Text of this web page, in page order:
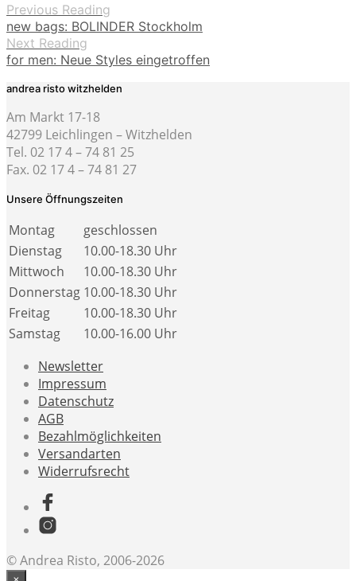
Previous Reading
new bags: BOLINDER Stockholm
Next Reading
for men: Neue Styles eingetroffen
andrea risto witzhelden
Am Markt 17-18
42799 Leichlingen – Witzhelden
Tel. 02 17 4 – 74 81 25
Fax. 02 17 4 – 74 81 27
Unsere Öffnungszeiten
Montag
geschlossen
Dienstag
10.00-18.30 Uhr
Mittwoch
10.00-18.30 Uhr
Donnerstag 10.00-18.30 Uhr
Freitag
10.00-18.30 Uhr
Samstag
10.00-16.00 Uhr
Newsletter
Impressum
Datenschutz
AGB
Bezahlmöglichkeiten
Versandarten
Widerrufsrecht
© Andrea Risto, 2006-2026
×